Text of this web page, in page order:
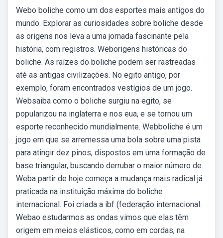
Webo boliche como um dos esportes mais antigos do
mundo. Explorar as curiosidades sobre boliche desde
as origens nos leva a uma jornada fascinante pela
história, com registros. Weborigens históricas do
boliche. As raízes do boliche podem ser rastreadas
até as antigas civilizações. No egito antigo, por
exemplo, foram encontrados vestígios de um jogo.
Websaiba como o boliche surgiu na egito, se
popularizou na inglaterra e nos eua, e se tornou um
esporte reconhecido mundialmente. Webboliche é um
jogo em que se arremessa uma bola sobre uma pista
para atingir dez pinos, dispostos em uma formação de
base triangular, buscando derrubar o maior número de.
Weba partir de hoje começa a mudança mais radical já
praticada na instituição máxima do boliche
internacional. Foi criada a ibf (federação internacional.
Webao estudarmos as ondas vimos que elas têm
origem em meios elásticos, como em cordas, na